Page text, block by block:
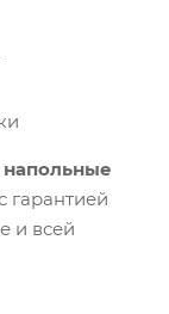
напольные
гарантией
и всей